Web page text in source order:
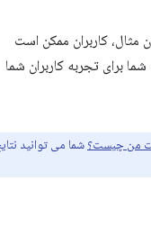
مثال، کاربران ممکن است
برای تجربه کاربران شما
من چیست؟ شما می توانید